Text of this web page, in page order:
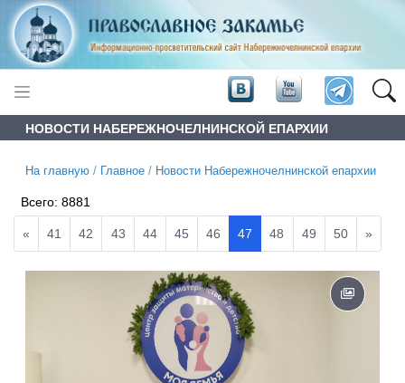
НОВОСТИ НАБЕРЕЖНОЧЕЛНИНСКОЙ ЕПАРХИИ
На главную / Главное / Новости Набережночелнинской епархии
Всего:8881
« 41 42 43 44 45 46 47 48 49 50 »